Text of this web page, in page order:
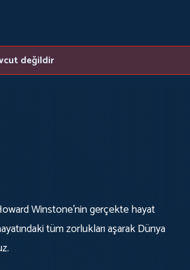
değildir
Winstone'nin gerçekte hayat
tüm zorlukları aşarak Dünya